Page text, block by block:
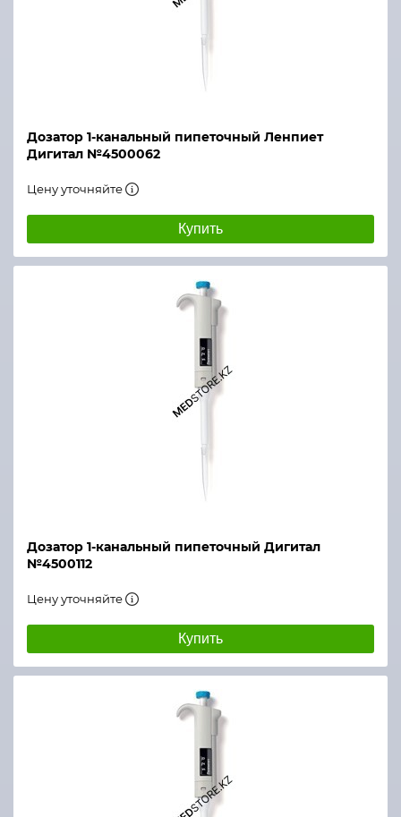
Дозатор 1-канальный пипеточный Ленпиет
Дигитал №4500062
Цену уточняйте
Купить
Дозатор 1-канальный пипеточный Дигитал
№4500112
Цену уточняйте
Купить